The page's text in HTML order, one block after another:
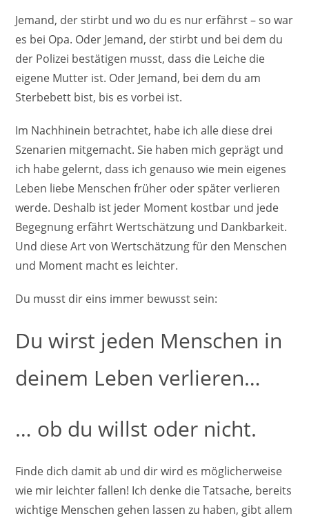
Jemand, der stirbt und wo du es nur erfährst – so war
es bei Opa. Oder Jemand, der stirbt und bei dem du
der Polizei bestätigen musst, dass die Leiche die
eigene Mutter ist. Oder Jemand, bei dem du am
Sterbebett bist, bis es vorbei ist.
Im Nachhinein betrachtet, habe ich alle diese drei
Szenarien mitgemacht. Sie haben mich geprägt und
ich habe gelernt, dass ich genauso wie mein eigenes
Leben liebe Menschen früher oder später verlieren
werde. Deshalb ist jeder Moment kostbar und jede
Begegnung erfährt Wertschätzung und Dankbarkeit.
Und diese Art von Wertschätzung für den Menschen
und Moment macht es leichter.
Du musst dir eins immer bewusst sein:
Du wirst jeden Menschen in
deinem Leben verlieren…
… ob du willst oder nicht.
Finde dich damit ab und dir wird es möglicherweise
wie mir leichter fallen! Ich denke die Tatsache, bereits
wichtige Menschen gehen lassen zu haben, gibt allem